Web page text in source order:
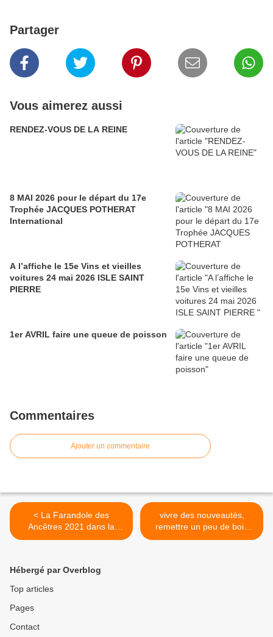
Partager
Vous aimerez aussi
RENDEZ-VOUS DE LA REINE
8 MAI 2026 pour le départ du 17e
Trophée JACQUES POTHERAT
International
A l’affiche le 15e Vins et vieilles
voitures 24 mai 2026 ISLE SAINT
PIERRE
1er AVRIL faire une queue de poisson
Commentaires
Ajouter un commentaire
< La Farandole des
Ancêtres 2021 dans la
presse
vivre des nouveautés,
remettre un peu de bois
dans la cheminée, le mistral
Hébergé par Overblog
Top articles
Pages
Contact